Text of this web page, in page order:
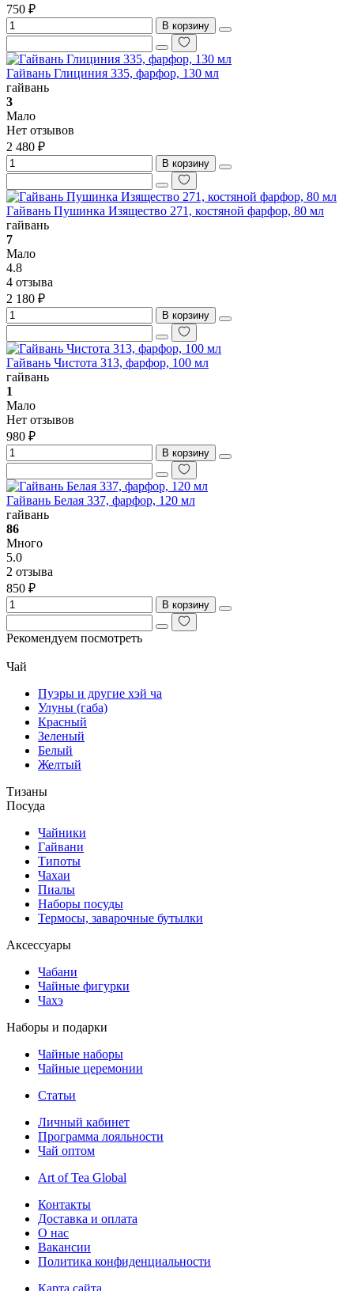
750 ₽
В корзину
Гайвань Глициния 335, фарфор, 130 мл
гайвань
3
Мало
Нет отзывов
2 480 ₽
В корзину
Гайвань Пушинка Изящество 271, костяной фарфор, 80 мл
гайвань
7
Мало
4.8
4 отзыва
2 180 ₽
В корзину
Гайвань Чистота 313, фарфор, 100 мл
гайвань
1
Мало
Нет отзывов
980 ₽
В корзину
Гайвань Белая 337, фарфор, 120 мл
гайвань
86
Много
5.0
2 отзыва
850 ₽
В корзину
Рекомендуем посмотреть
Чай
Пуэры и другие хэй ча
Улуны (габа)
Красный
Зеленый
Белый
Желтый
Тизаны
Посуда
Чайники
Гайвани
Типоты
Чахаи
Пиалы
Наборы посуды
Термосы, заварочные бутылки
Аксессуары
Чабани
Чайные фигурки
Чахэ
Наборы и подарки
Чайные наборы
Чайные церемонии
Статьи
Личный кабинет
Программа лояльности
Чай оптом
Art of Tea Global
Контакты
Доставка и оплата
О нас
Вакансии
Политика конфиденциальности
Карта сайта